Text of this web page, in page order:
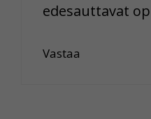
edesauttavat
Vastaa